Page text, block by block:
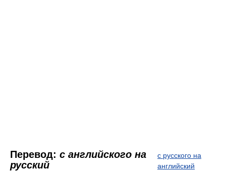
Перевод: с английского на
русский
с русского на
английский